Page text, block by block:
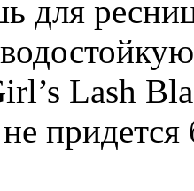
для
Lash
придется